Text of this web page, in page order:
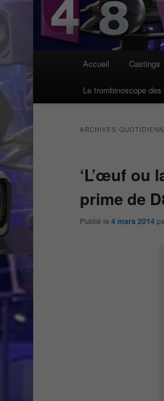
Accueil Castings
Le trombinoscope des
ARCHIVES
‘L’œuf ou
prime de
Publié le 4 mars 2014